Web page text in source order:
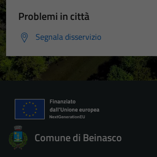
Problemi in città
Segnala disservizio
Comune di Beinasco